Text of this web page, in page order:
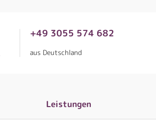
+49 3055 574 682
aus Deutschland
Leistungen